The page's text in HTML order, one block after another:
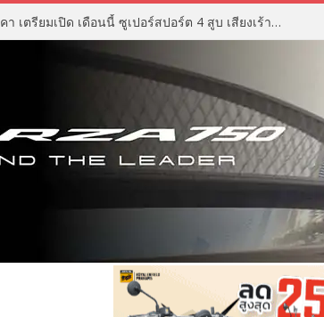
ZX Moto 500RR ราคา เตรียมเปิด เดือนนี้ ซูเปอร์สปอร์ต 4 สูบ เสียงเร้าใจ ดีไซน์ดุดัน